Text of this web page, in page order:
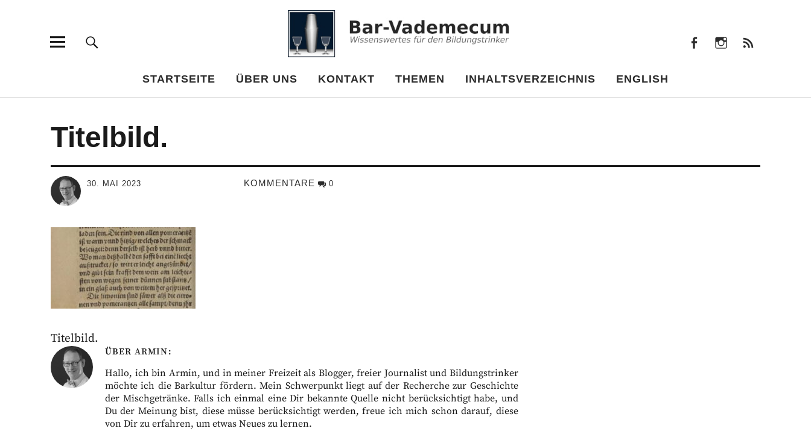
Bar-Vademecum
STARTSEITE ÜBER UNS KONTAKT THEMEN INHALTSVERZEICHNIS ENGLISH
Titelbild.
30. MAI 2023 KOMMENTARE 0
Titelbild.
ÜBER ARMIN
Hallo, ich bin Armin, und in meiner Freizeit als Blogger, freier Journalist und Bildungstrinker
möchte ich die Barkultur fördern. Mein Schwerpunkt liegt auf der Recherche zur Geschichte
der Mischgetränke. Falls ich einmal eine Dir bekannte Quelle nicht berücksichtigt habe, und
Du der Meinung bist, diese müsse berücksichtigt werden, freue ich mich schon darauf, diese
von Dir zu erfahren, um etwas Neues zu lernen.